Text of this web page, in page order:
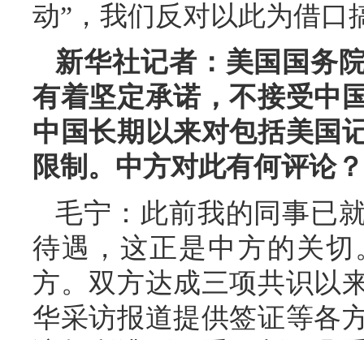
动”，我们反对以此为借口
新华社记者：美国国务
有着坚定承诺，不接受中
中国长期以来对包括美国
限制。中方对此有何评论？
毛宁：此前我的同事已
待遇，这正是中方的关
方。双方达成三项共识以
华采访报道提供签证等各